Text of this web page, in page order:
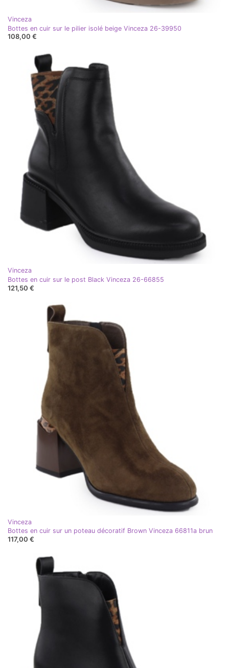
Vinceza
Bottes en cuir sur le pilier isolé beige Vinceza 26-39950
108,00 €
Vinceza
Bottes en cuir sur le post Black Vinceza 26-66855
121,50 €
Vinceza
Bottes en cuir sur un poteau décoratif Brown Vinceza 66811a brun
117,00 €